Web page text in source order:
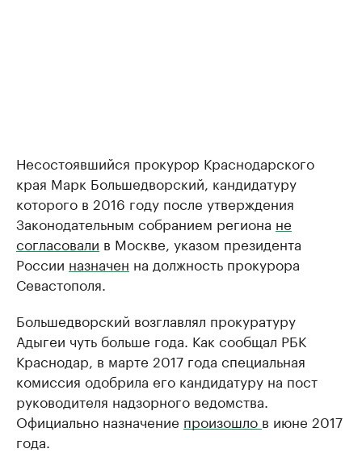
Несостоявшийся прокурор Краснодарского
края Марк Большедворский, кандидатуру
которого в 2016 году после утверждения
Законодательным собранием региона не
согласовали в Москве, указом президента
России назначен на должность прокурора
Севастополя.
Большедворский возглавлял прокуратуру
Адыгеи чуть больше года. Как сообщал РБК
Краснодар, в марте 2017 года специальная
комиссия одобрила его кандидатуру на пост
руководителя надзорного ведомства.
Официально назначение произошло в июне 2017
года.